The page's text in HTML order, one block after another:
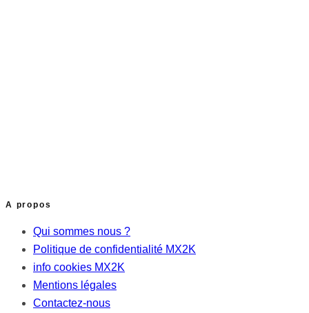
A propos
Qui sommes nous ?
Politique de confidentialité MX2K
info cookies MX2K
Mentions légales
Contactez-nous